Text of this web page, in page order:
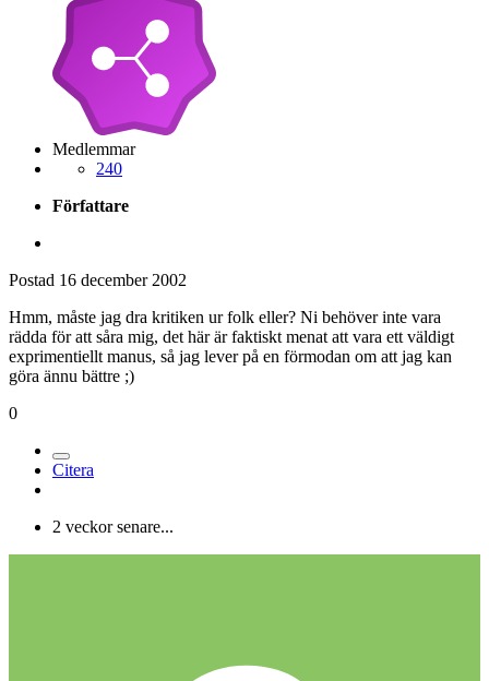
Medlemmar
240
Författare
Postad 16 december 2002
Hmm, måste jag dra kritiken ur folk eller? Ni behöver inte vara
rädda för att såra mig, det här är faktiskt menat att vara ett väldigt
exprimentiellt manus, så jag lever på en förmodan om att jag kan
göra ännu bättre ;)
0
Citera
2 veckor senare...